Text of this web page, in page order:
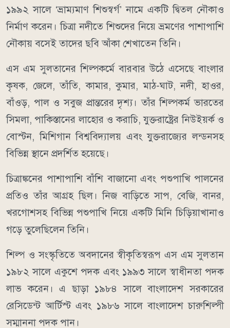
১৯৯২ সালে ‘ভ্রাম্যমাণ শিশুস্বর্গ’ নামে একটি দ্বিতল নৌকাও
নির্মাণ করেন। চিত্রা নদীতে শিশুদের নিয়ে ভ্রমণের পাশাপাশি
নৌকায় বসেই তাদের ছবি আঁকা শেখাতেন তিনি।
এস এম সুলতানের শিল্পকর্মে বারবার উঠে এসেছে বাংলার
কৃষক, জেলে, তাঁতি, কামার, কুমার, মাঠ-ঘাট, নদী, হাওর,
বাঁওড়, পাল ও সবুজ প্রান্তরের দৃশ্য। তাঁর শিল্পকর্ম ভারতের
সিমলা, পাকিস্তানের লাহোর ও করাচি, যুক্তরাষ্ট্রের নিউইয়র্ক ও
বোস্টন, মিশিগান বিশ্ববিদ্যালয় এবং যুক্তরাজ্যের লন্ডনসহ
বিভিন্ন স্থানে প্রদর্শিত হয়েছে।
চিত্রাঙ্কনের পাশাপাশি বাঁশি বাজানো এবং পশুপাখি পালনের
প্রতিও তাঁর আগ্রহ ছিল। নিজ বাড়িতে সাপ, বেজি, বানর,
খরগোশসহ বিভিন্ন পশুপাখি নিয়ে একটি মিনি চিড়িয়াখানাও
গড়ে তুলেছিলেন তিনি।
শিল্প ও সংস্কৃতিতে অবদানের স্বীকৃতিস্বরূপ এস এম সুলতান
১৯৮২ সালে একুশে পদক এবং ১৯৯৩ সালে স্বাধীনতা পদক
লাভ করেন। এ ছাড়া ১৯৮৪ সালে বাংলাদেশ সরকারের
রেসিডেন্ট আর্টিস্ট এবং ১৯৮৬ সালে বাংলাদেশ চারুশিল্পী
সম্মাননা পদক পান।